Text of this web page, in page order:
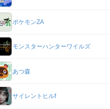
ポケモンZA
モンスターハンターワイルズ
あつ森
サイレントヒルf